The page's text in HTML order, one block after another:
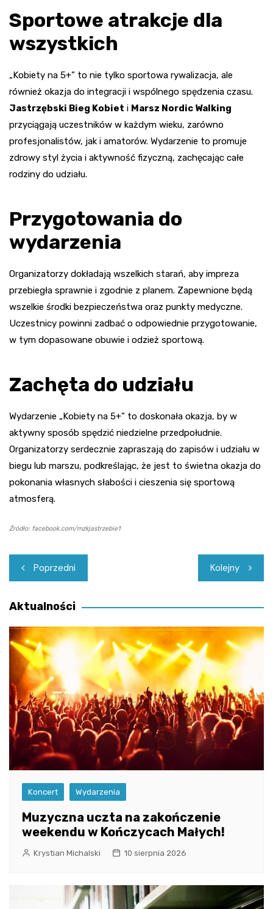
Sportowe atrakcje dla
wszystkich
„Kobiety na 5+” to nie tylko sportowa rywalizacja, ale
również okazja do integracji i wspólnego spędzenia czasu.
Jastrzębski Bieg Kobiet i Marsz Nordic Walking
przyciągają uczestników w każdym wieku, zarówno
profesjonalistów, jak i amatorów. Wydarzenie to promuje
zdrowy styl życia i aktywność fizyczną, zachęcając całe
rodziny do udziału.
Przygotowania do
wydarzenia
Organizatorzy dokładają wszelkich starań, aby impreza
przebiegła sprawnie i zgodnie z planem. Zapewnione będą
wszelkie środki bezpieczeństwa oraz punkty medyczne.
Uczestnicy powinni zadbać o odpowiednie przygotowanie,
w tym dopasowane obuwie i odzież sportową.
Zachęta do udziału
Wydarzenie „Kobiety na 5+” to doskonała okazja, by w
aktywny sposób spędzić niedzielne przedpołudnie.
Organizatorzy serdecznie zapraszają do zapisów i udziału w
biegu lub marszu, podkreślając, że jest to świetna okazja do
pokonania własnych słabości i cieszenia się sportową
atmosferą.
Źródło: facebook.com/mzkjastrzebie1
Nawigacja
wpisu
Poprzedni Kolejny
Aktualności
Koncert Wydarzenia
Muzyczna uczta na zakończenie
weekendu w Kończycach Małych!
Krystian Michalski 10 sierpnia 2026